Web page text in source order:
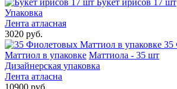
Упаковка
Лента атласная
3020 руб.
35
Маттиол в упаковке Маттиола - 35 шт
Дизайнерская упаковка
Лента атласна
10900 руб.